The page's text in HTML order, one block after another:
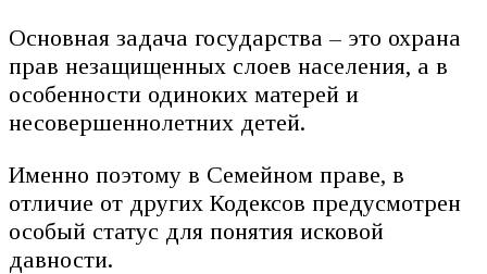
Основная задача государства – это охрана
прав незащищенных слоев населения, а в
особенности одиноких матерей и
несовершеннолетних детей.
Именно поэтому в Семейном праве, в
отличие от других Кодексов предусмотрен
особый статус для понятия исковой
давности.